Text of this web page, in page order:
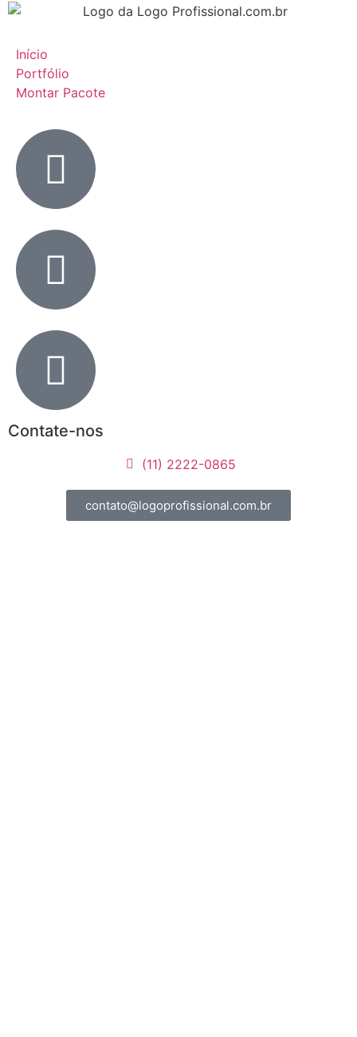
Início
Portfólio
Montar Pacote
Contate-nos
(11) 2222-0865
contato@logoprofissional.com.br